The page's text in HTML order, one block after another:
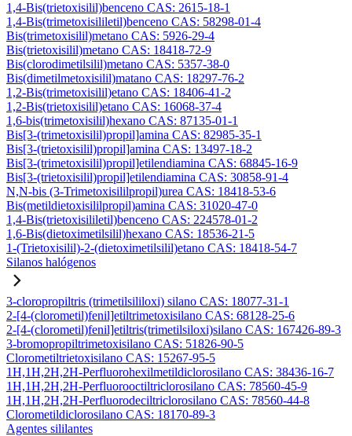
1,4-Bis(trietoxisilil)benceno CAS: 2615-18-1
1,4-Bis(trimetoxisililetil)benceno CAS: 58298-01-4
Bis(trimetoxisilil)metano CAS: 5926-29-4
Bis(trietoxisilil)metano CAS: 18418-72-9
Bis(clorodimetilsilil)metano CAS: 5357-38-0
Bis(dimetilmetoxisilil)matano CAS: 18297-76-2
1,2-Bis(trimetoxisilil)etano CAS: 18406-41-2
1,2-Bis(trietoxisilil)etano CAS: 16068-37-4
1,6-bis(trimetoxisilil)hexano CAS: 87135-01-1
Bis[3-(trimetoxisilil)propil]amina CAS: 82985-35-1
Bis[3-(trietoxisilil)propil]amina CAS: 13497-18-2
Bis[3-(trimetoxisilil)propil]etilendiamina CAS: 68845-16-9
Bis[3-(trietoxisilil)propil]etilendiamina CAS: 30858-91-4
N,N-bis (3-Trimetoxisililpropil)urea CAS: 18418-53-6
Bis(metildietoxisililpropil)amina CAS: 31020-47-0
1,4-Bis(trietoxisililetil)benceno CAS: 224578-01-2
1,6-Bis(dietoximetilsilil)hexano CAS: 18536-21-5
1-(Trietoxisilil)-2-(dietoximetilsilil)etano CAS: 18418-54-7
Silanos halógenos
3-cloropropiltris (trimetilsililoxi) silano CAS: 18077-31-1
2-[4-(clorometil)fenil]etiltrimetoxisilano CAS: 68128-25-6
2-[4-(clorometil)fenil]etiltris(trimetilsiloxi)silano CAS: 167426-89-3
3-bromopropiltrimetoxisilano CAS: 51826-90-5
Clorometiltrietoxisilano CAS: 15267-95-5
1H,1H,2H,2H-Perfluorohexilmetildiclorosilano CAS: 38436-16-7
1H,1H,2H,2H-Perfluorooctiltriclorosilano CAS: 78560-45-9
1H,1H,2H,2H-Perfluorodeciltriclorosilano CAS: 78560-44-8
Clorometildiclorosilano CAS: 18170-89-3
Agentes sililantes